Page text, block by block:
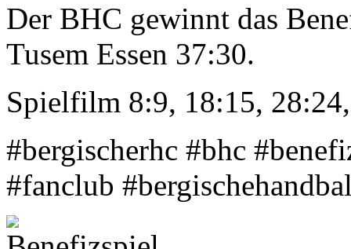
Der BHC gewinnt das
Tusem Essen 37:30.
Spielfilm 8:9, 18:15,
#bergischerhc #bhc
#fanclub